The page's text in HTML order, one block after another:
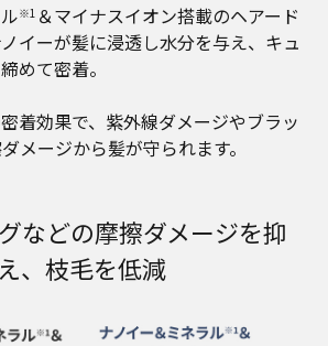
※1 ＆マイナスイオン搭載のヘアード
イーが髪に浸透し水分を与え、キュ
めて密着。
着効果で、紫外線ダメージやブラッ
メージから髪が守られます。
などの摩擦ダメージを抑
え、枝毛を低減